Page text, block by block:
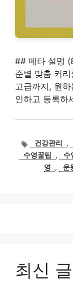
## 메타 설명
준별 맞춤 커
고급까지, 원
인하고 등록하
태
그
건강관리 ,
수영꿀팁
, 수
영
, 운
최신 글